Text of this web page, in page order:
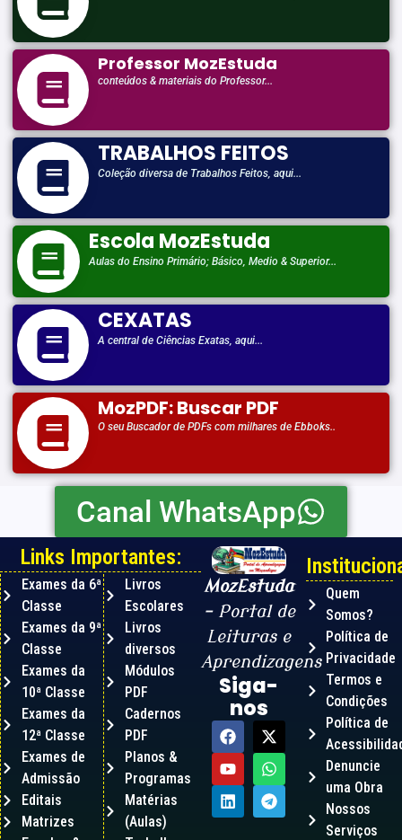
Professor MozEstuda
conteúdos & materiais do Professor...
TRABALHOS FEITOS
Coleção diversa de Trabalhos Feitos, aqui...
Escola MozEstuda
Aulas do Ensino Primário; Básico, Medio & Superior...
CEXATAS
A central de Ciências Exatas, aqui...
MozPDF: Buscar PDF
O seu Buscador de PDFs com milhares de Ebboks..
Canal WhatsApp
MozEstuda
– Portal de
Leituras e
Aprendizagens
Siga-
nos
Quem
Somos?
Política de
Privacidade
Termos e
Condições
Política de
Denuncie
uma Obra
Nossos
Serviços
Links Importantes:
Exames da 6ª
Classe
Exames da 9ª
Classe
Exames da
10ª Classe
Exames da
12ª Classe
Exames de
Admissão
Editais
Matrizes
Livros
Escolares
Livros
diversos
Módulos
PDF
Cadernos
PDF
Planos &
Programas
Matérias
(Aulas)